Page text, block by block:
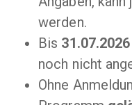
werden.
Bis 31.07.2026
noch nicht
Ohne